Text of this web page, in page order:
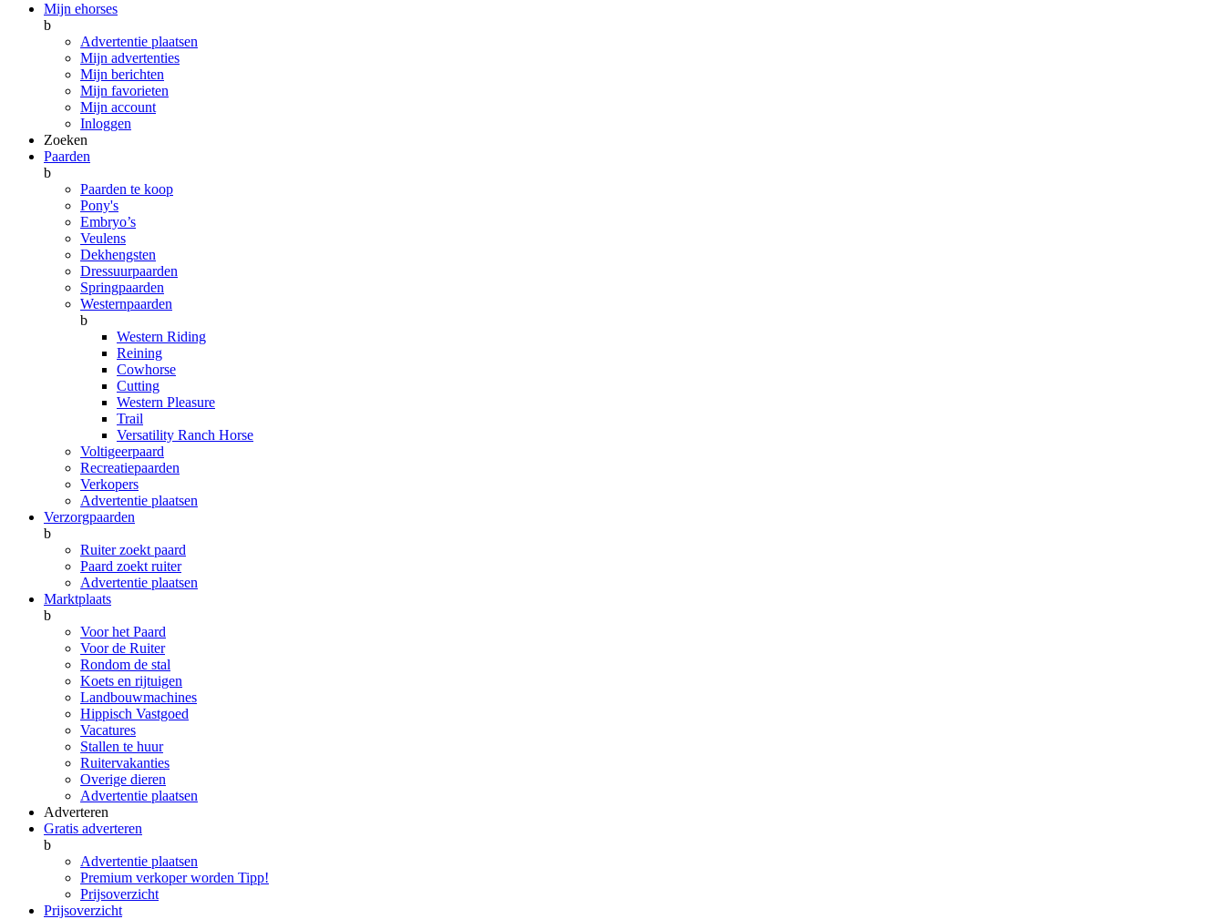
Mijn ehorses
b
Advertentie plaatsen
Mijn advertenties
Mijn berichten
Mijn favorieten
Mijn account
Inloggen
Zoeken
Paarden
b
Paarden te koop
Pony's
Embryo’s
Veulens
Dekhengsten
Dressuurpaarden
Springpaarden
Westernpaarden
b
Western Riding
Reining
Cowhorse
Cutting
Western Pleasure
Trail
Versatility Ranch Horse
Voltigeerpaard
Recreatiepaarden
Verkopers
Advertentie plaatsen
Verzorgpaarden
b
Ruiter zoekt paard
Paard zoekt ruiter
Advertentie plaatsen
Marktplaats
b
Voor het Paard
Voor de Ruiter
Rondom de stal
Koets en rijtuigen
Landbouwmachines
Hippisch Vastgoed
Vacatures
Stallen te huur
Ruitervakanties
Overige dieren
Advertentie plaatsen
Adverteren
Gratis adverteren
b
Advertentie plaatsen
Premium verkoper worden Tipp!
Prijsoverzicht
Prijsoverzicht